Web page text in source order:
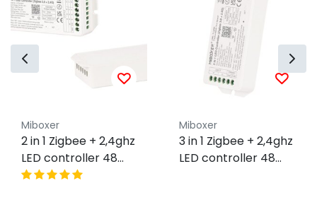
Miboxer
2 in 1 Zigbee + 2,4ghz
LED controller 48
volt enkel kleurige /
Miboxer
3 in 1 Zigbee + 2,4ghz
LED controller 48